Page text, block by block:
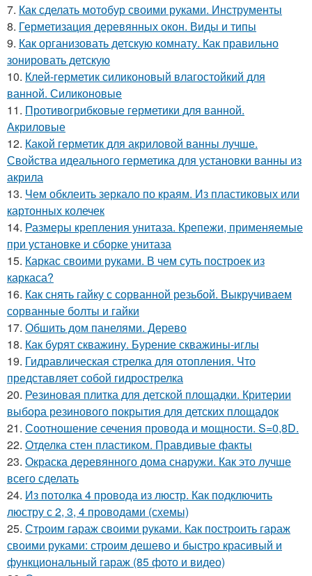
7. Как сделать мотобур своими руками. Инструменты
8. Герметизация деревянных окон. Виды и типы
9. Как организовать детскую комнату. Как правильно
зонировать детскую
10. Клей-герметик силиконовый влагостойкий для
ванной. Силиконовые
11. Противогрибковые герметики для ванной.
Акриловые
12. Какой герметик для акриловой ванны лучше.
Свойства идеального герметика для установки ванны из
акрила
13. Чем обклеить зеркало по краям. Из пластиковых или
картонных колечек
14. Размеры крепления унитаза. Крепежи, применяемые
при установке и сборке унитаза
15. Каркас своими руками. В чем суть построек из
каркаса?
16. Как снять гайку с сорванной резьбой. Выкручиваем
сорванные болты и гайки
17. Обшить дом панелями. Дерево
18. Как бурят скважину. Бурение скважины-иглы
19. Гидравлическая стрелка для отопления. Что
представляет собой гидрострелка
20. Резиновая плитка для детской площадки. Критерии
выбора резинового покрытия для детских площадок
21. Соотношение сечения провода и мощности. S=0,8D.
22. Отделка стен пластиком. Правдивые факты
23. Окраска деревянного дома снаружи. Как это лучше
всего сделать
24. Из потолка 4 провода из люстр. Как подключить
люстру с 2, 3, 4 проводами (схемы)
25. Строим гараж своими руками. Как построить гараж
своими руками: строим дешево и быстро красивый и
функциональный гараж (85 фото и видео)